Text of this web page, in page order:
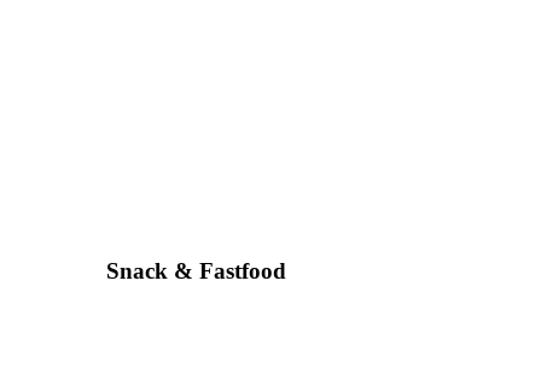
Snack & Fastfood